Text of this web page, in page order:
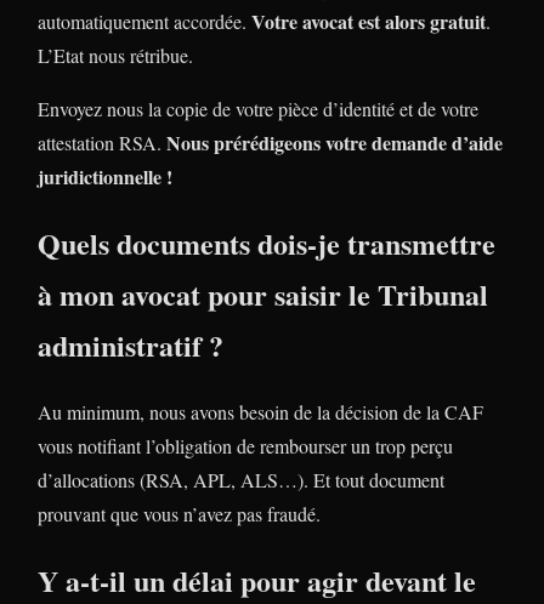
automatiquement accordée. Votre avocat est alors gratuit.
L’Etat nous rétribue.
Envoyez nous la copie de votre pièce d’identité et de votre
attestation RSA. Nous prérédigeons votre demande d’aide
juridictionnelle !
Quels documents dois-je transmettre
à mon avocat pour saisir le Tribunal
administratif ?
Au minimum, nous avons besoin de la décision de la CAF
vous notifiant l’obligation de rembourser un trop perçu
d’allocations (RSA, APL, ALS…). Et tout document
prouvant que vous n’avez pas fraudé.
Y a-t-il un délai pour agir devant le